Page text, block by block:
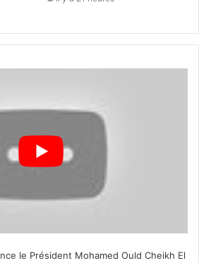
le Président Mohamed Ould Cheikh El